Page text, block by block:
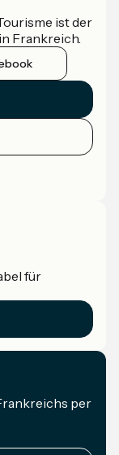
ist der
Frankreich.
für
per